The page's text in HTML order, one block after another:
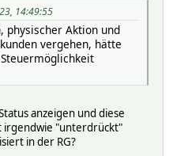
14:49:55
physischer Aktion und
vergehen, hätte
anzeigen und diese
irgendwie "unterdrückt"
in der RG?